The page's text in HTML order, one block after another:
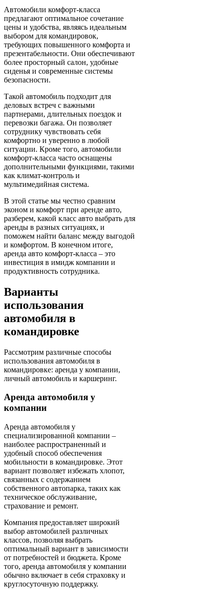
Автомобили комфорт-класса
предлагают оптимальное сочетание
цены и удобства, являясь идеальным
выбором для командировок,
требующих повышенного комфорта и
презентабельности. Они обеспечивают
более просторный салон, удобные
сиденья и современные системы
безопасности.
Такой автомобиль подходит для
деловых встреч с важными
партнерами, длительных поездок и
перевозки багажа. Он позволяет
сотруднику чувствовать себя
комфортно и уверенно в любой
ситуации. Кроме того, автомобили
комфорт-класса часто оснащены
дополнительными функциями, такими
как климат-контроль и
мультимедийная система.
В этой статье мы честно сравним
эконом и комфорт при аренде авто,
разберем, какой класс авто выбрать для
аренды в разных ситуациях, и
поможем найти баланс между выгодой
и комфортом. В конечном итоге,
аренда авто комфорт-класса – это
инвестиция в имидж компании и
продуктивность сотрудника.
Варианты
использования
автомобиля в
командировке
Рассмотрим различные способы
использования автомобиля в
командировке: аренда у компании,
личный автомобиль и каршеринг.
Аренда автомобиля у
компании
Аренда автомобиля у
специализированной компании –
наиболее распространенный и
удобный способ обеспечения
мобильности в командировке. Этот
вариант позволяет избежать хлопот,
связанных с содержанием
собственного автопарка, таких как
техническое обслуживание,
страхование и ремонт.
Компания предоставляет широкий
выбор автомобилей различных
классов, позволяя выбрать
оптимальный вариант в зависимости
от потребностей и бюджета. Кроме
того, аренда автомобиля у компании
обычно включает в себя страховку и
круглосуточную поддержку.